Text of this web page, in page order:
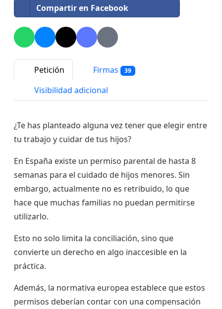
Compartir en Facebook
Petición Firmas 39
Visibilidad adicional
¿Te has planteado alguna vez tener que elegir entre
tu trabajo y cuidar de tus hijos?
En España existe un permiso parental de hasta 8
semanas para el cuidado de hijos menores. Sin
embargo, actualmente no es retribuido, lo que
hace que muchas familias no puedan permitirse
utilizarlo.
Esto no solo limita la conciliación, sino que
convierte un derecho en algo inaccesible en la
práctica.
Además, la normativa europea establece que estos
permisos deberían contar con una compensación